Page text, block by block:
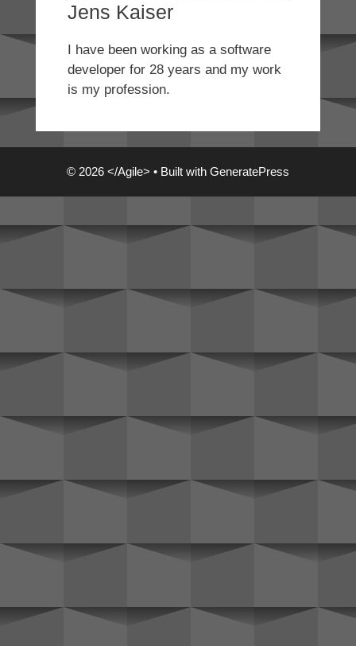
Jens Kaiser
I have been working as a software
developer for 28 years and my work
is my profession.
© 2026 </Agile> • Built with GeneratePress